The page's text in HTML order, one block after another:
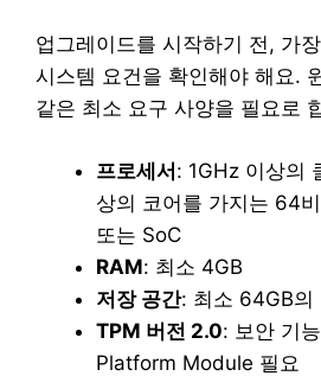
업그레이드를 시작하기 전, 가
시스템 요건을 확인해야 해요.
같은 최소 요구 사양을 필요로
프로세서: 1GHz 이상의
상의 코어를 가지는 64
또는 SoC
RAM: 최소 4GB
저장 공간: 최소 64GB의
TPM 버전 2.0: 보안 기
Platform Module 필요